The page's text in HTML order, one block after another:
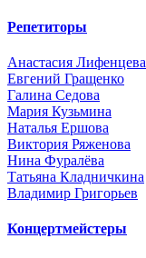
Репетиторы
Анастасия Лифенцева
Евгений Гращенко
Галина Седова
Мария Кузьмина
Наталья Ершова
Виктория Ряженова
Нина Фуралёва
Татьяна Кладничкина
Владимир Григорьев
Концертмейстеры